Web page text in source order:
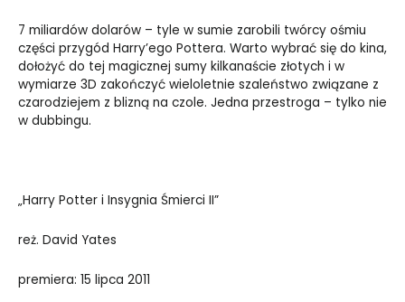
7 miliardów dolarów – tyle w sumie zarobili twórcy ośmiu
części przygód Harry’ego Pottera. Warto wybrać się do kina,
dołożyć do tej magicznej sumy kilkanaście złotych i w
wymiarze 3D zakończyć wieloletnie szaleństwo związane z
czarodziejem z blizną na czole. Jedna przestroga – tylko nie
w dubbingu.
„Harry Potter i Insygnia Śmierci II”
reż. David Yates
premiera: 15 lipca 2011